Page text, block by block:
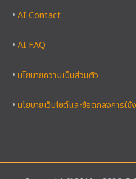
• AI Contact
• AI FAQ
• นโยบายความเป็นส่วนตัว
• นโยบายเว็บไซต์และข้อตกลงการใช้